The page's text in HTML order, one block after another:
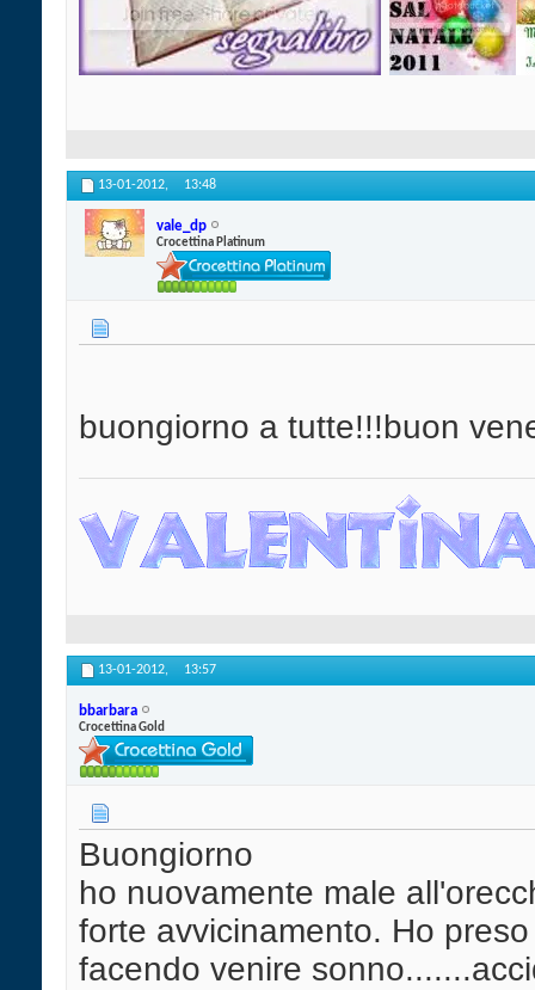
13-01-2012, 13:48
vale_dp
Crocettina Platinum
buongiorno a tutte!!!buon
13-01-2012, 13:57
bbarbara
Crocettina Gold
Buongiorno
ho nuovamente male
forte avvicinamento. Ho
facendo venire